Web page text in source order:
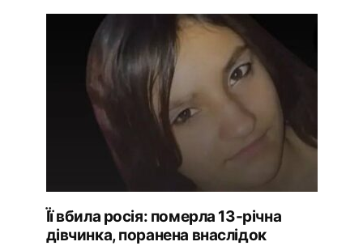
Її вбила росія: померла 13-річна
дівчинка, поранена внаслідок